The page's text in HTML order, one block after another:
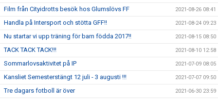
Film från Cityidrotts besök hos Glumslövs FF 2021-08-26 08:41
Handla på Intersport och stötta GFF!! 2021-08-24 09:23
Nu startar vi upp träning för barn födda 2017!! 2021-08-15 08:50
TACK TACK TACK!!! 2021-08-10 12:58
Sommarlovsaktivitet på IP 2021-07-09 08:05
Kansliet Semesterstängt 12 juli - 3 augusti !!! 2021-07-07 09:50
Tre dagars fotboll är över 2021-06-30 23:59